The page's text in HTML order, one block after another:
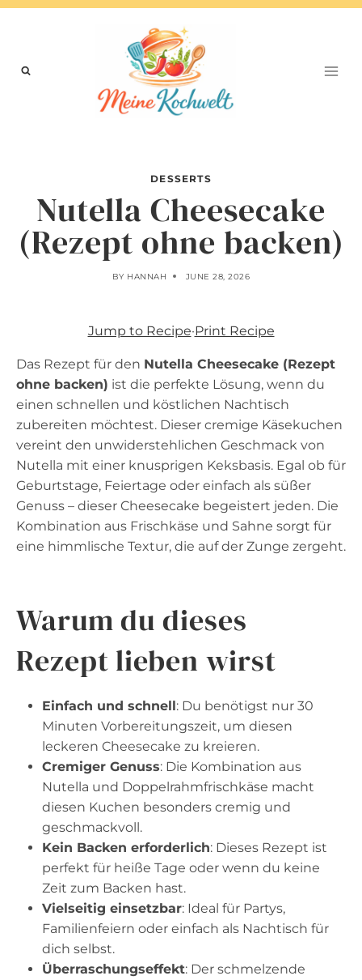
Skip
DESSERTS
Nutella Cheesecake
(Rezept ohne backen)
BY HANNAH JUNE 28, 2026
Jump to Recipe·Print Recipe
Das Rezept für den Nutella Cheesecake (Rezept
ohne backen) ist die perfekte Lösung, wenn du
einen schnellen und köstlichen Nachtisch
zubereiten möchtest. Dieser cremige Käsekuchen
vereint den unwiderstehlichen Geschmack von
Nutella mit einer knusprigen Keksbasis. Egal ob für
Geburtstage, Feiertage oder einfach als süßer
Genuss – dieser Cheesecake begeistert jeden. Die
Kombination aus Frischkäse und Sahne sorgt für
eine himmlische Textur, die auf der Zunge zergeht.
Warum du dieses
Rezept lieben wirst
Einfach und schnell: Du benötigst nur 30
Minuten Vorbereitungszeit, um diesen
leckeren Cheesecake zu kreieren.
Cremiger Genuss: Die Kombination aus
Nutella und Doppelrahmfrischkäse macht
diesen Kuchen besonders cremig und
geschmackvoll.
Kein Backen erforderlich: Dieses Rezept ist
perfekt für heiße Tage oder wenn du keine
Zeit zum Backen hast.
Vielseitig einsetzbar: Ideal für Partys,
Familienfeiern oder einfach als Nachtisch für
dich selbst.
Überraschungseffekt: Der schmelzende